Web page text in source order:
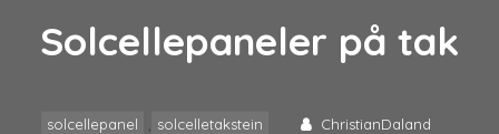
Solcellepaneler på tak
solcellepanel solcelletakstein
ChristianDaland